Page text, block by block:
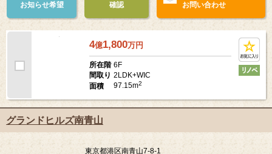
ペット可 楽器可 大型駐車場
フロントサービス 24時間ゴミ出し可 管理人常駐
未公開情報の
確認
この建物について
4億1,800万円
所在階
面積
97.15m